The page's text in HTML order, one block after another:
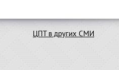
ЦПТ в других СМИ